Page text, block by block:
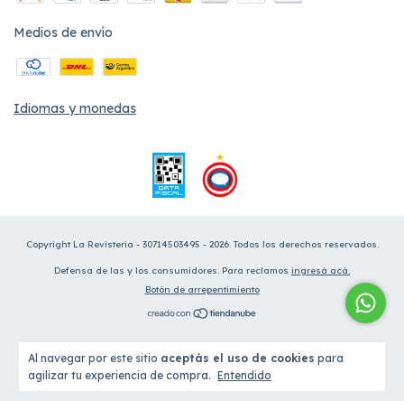
Al navegar por este sitio aceptás el uso de cookies para
agilizar tu experiencia de compra. Entendido
Medios de envío
Idiomas y monedas
Copyright La Revisteria - 30714503495 - 2026. Todos los derechos reservados.
Defensa de las y los consumidores. Para reclamos ingresá acá.
Botón de arrepentimiento